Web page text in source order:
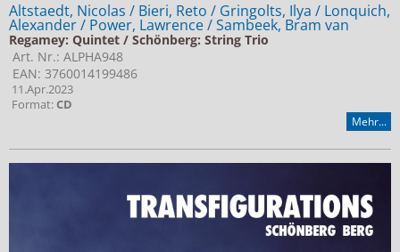
Altstaedt, Nicolas / Bieri, Reto / Gringolts, Ilya / Lonquich,
Alexander / Power, Lawrence / Sambeek, Bram van
Regamey: Quintet / Schönberg: String Trio
Art. Nr.: ALPHA948
EAN: 3760014199486
11.Apr.2023
Format:CD
Mehr...